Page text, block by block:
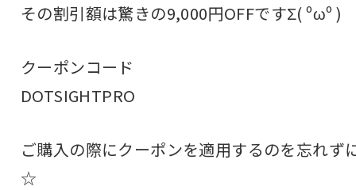
その割引額は驚きの9,000円OFFですΣ( ºωº )
クーポンコード
DOTSIGHTPRO
ご購入の際にクーポンを適用するのを忘れず
☆